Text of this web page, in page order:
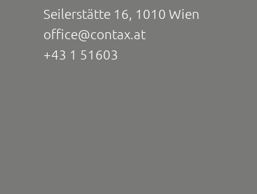
Seilerstätte 16, 1010 Wien
office@contax.at
+43 1 51603